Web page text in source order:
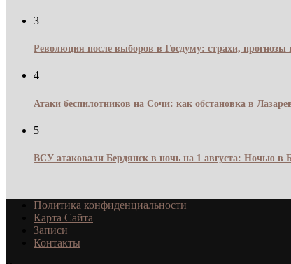
3
Революция после выборов в Госдуму: страхи, прогнозы
4
Атаки беспилотников на Сочи: как обстановка в
5
ВСУ атаковали Бердянск в ночь на 1 августа: Ночью в
Политика конфиденциальности
Карта Сайта
Записи
Контакты